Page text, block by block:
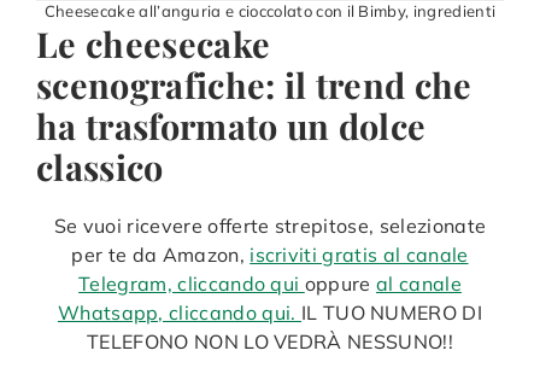
Cheesecake all’anguria e cioccolato con il Bimby, ingredienti
Le cheesecake
scenografiche: il trend che
ha trasformato un dolce
classico
Se vuoi ricevere offerte strepitose, selezionate
per te da Amazon, iscriviti gratis al canale
Telegram, cliccando qui oppureal canale
Whatsapp, cliccando qui. IL TUO NUMERO DI
TELEFONO NON LO VEDRÀ NESSUNO!!